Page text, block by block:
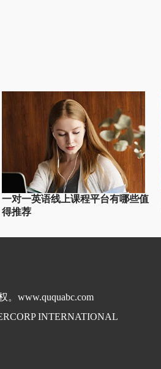
一对一英语线上课程平台有哪些值
得推荐
www.ququabc.com
INTERNATIONAL